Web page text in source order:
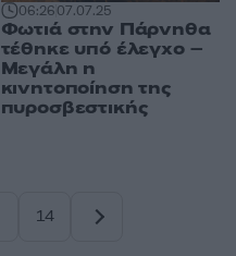
06:2607.07.25
Φωτιά στην Πάρνηθα
τέθηκε υπό έλεγχο –
Μεγάλη η
κινητοποίηση της
πυροσβεστικής
14